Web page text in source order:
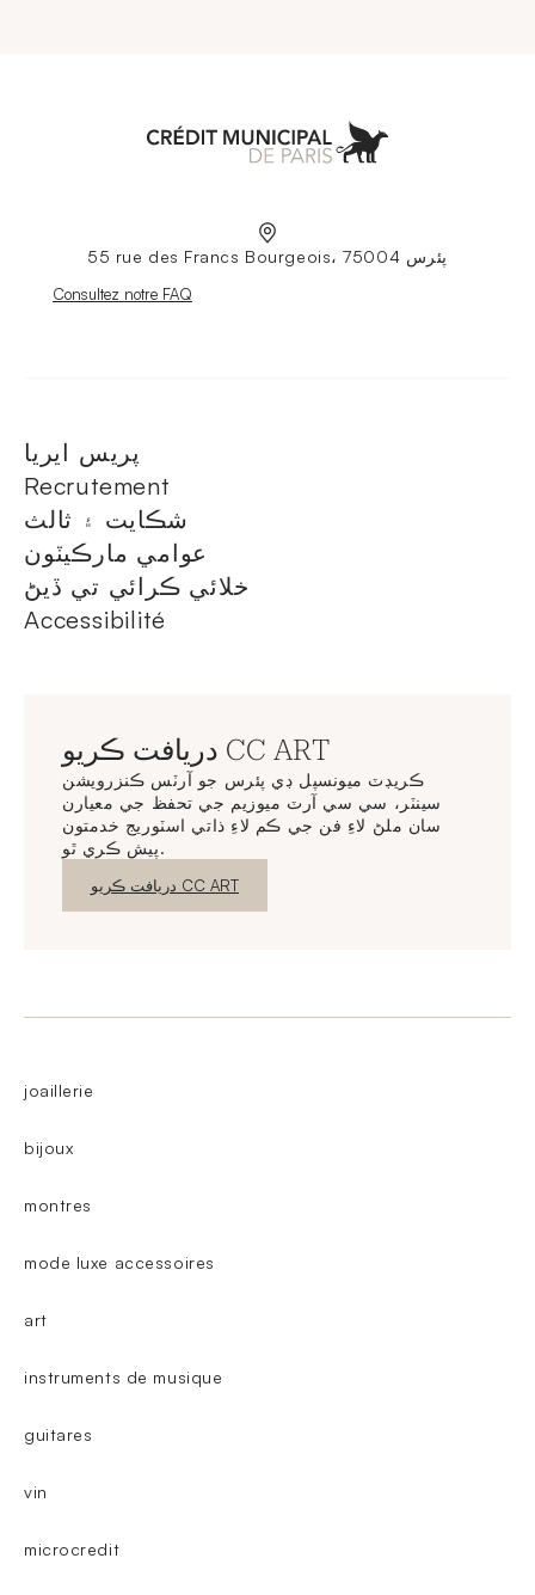
55 rue des Francs Bourgeois، 75004 پئرس
Nouvelle fenêtre
Consultez notre FAQ
پريس ايريا
Recrutement
شڪايت ۽ ثالث
عوامي مارڪيٽون
خلائي ڪرائي تي ڏيڻ
Accessibilité
دريافت ڪريو CC ART
ڪريڊٽ ميونسپل ڊي پئرس جو آرٽس ڪنزرويشن
سينٽر، سي سي آرٽ ميوزيم جي تحفظ جي معيارن
سان ملڻ لاءِ فن جي ڪم لاءِ ذاتي اسٽوريج خدمتون
پيش ڪري ٿو.
نئين ونڊو دريافت ڪريو CC ART
joaillerie
bijoux
montres
mode luxe accessoires
art
instruments de musique
guitares
vin
microcredit